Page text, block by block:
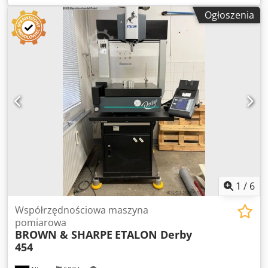
obrabianego przedmiotu 4500 kg Powierzchnia stołu 4730 x
1465 mm Uchwyt narzędziowy RENISHAW PH10M Masa
maszyny ok. 4 t Wymagana przestrzeń ok. 4 x 3,8 x 3 m Ta
maszyna pomiarowa jest w bardzo dobrym stanie,
dostępna od ręki i może zostać obejrzana u sprzedającego
po wcześniejszym uzgodnieniu. OPIS i WYPOSAŻENIE: -
Oprogramowanie PCDmis wersja 2023.2 z następującymi
modułami: - Curves & Surfaces - Sheetmetal - IGES - DXF -
Step - Głowica pomiarowa sterowana silnikiem Renishaw
PH10M / 2 osie - Łożysko powietrzne w osi X - Komputer z
systemem Windows, klawiaturą i monitorem LCD (Dell)
Dedpsxb Eg Njfx Alhekr - Moduł ręcznego sterowania Inne -
Pełna dokumentacja dostępna - Licencja na
oprogramowanie przenoszalna
Ogłoszenia
1 / 6
Współrzędnościowa maszyna
pomiarowa
BROWN & SHARPE ETALON Derby
454